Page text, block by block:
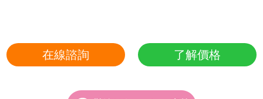
在線諮詢 了解價格